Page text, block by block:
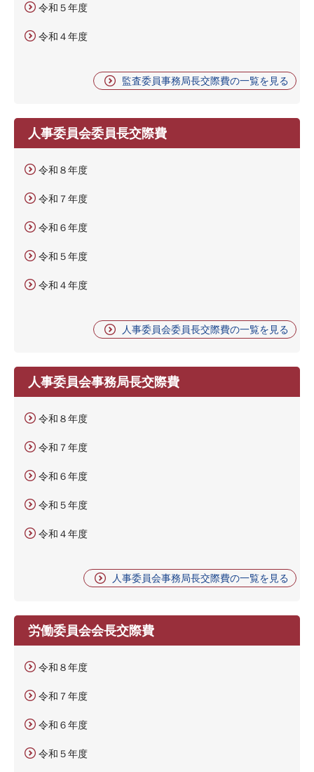
令和５年度
令和４年度
監査委員事務局長交際費の一覧を見る
人事委員会委員長交際費
令和８年度
令和７年度
令和６年度
令和５年度
令和４年度
人事委員会委員長交際費の一覧を見る
人事委員会事務局長交際費
令和８年度
令和７年度
令和６年度
令和５年度
令和４年度
人事委員会事務局長交際費の一覧を見る
労働委員会会長交際費
令和８年度
令和７年度
令和６年度
令和５年度